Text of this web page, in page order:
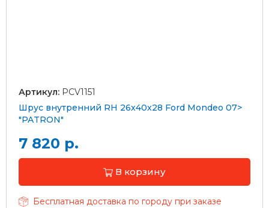
Артикул: PCV1151
Шрус внутренний RH 26x40x28 Ford Mondeo 07>
"PATRON"
7 820 р.
В корзину
Бесплатная доставка по городу при заказе